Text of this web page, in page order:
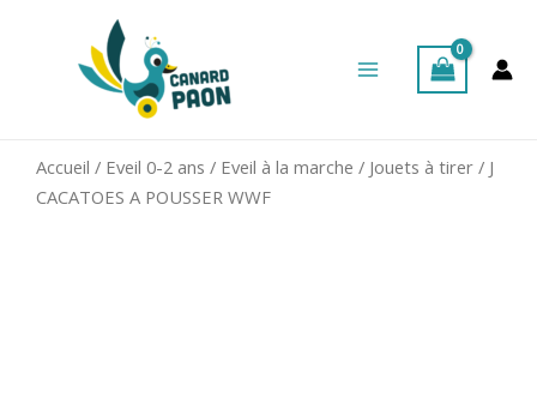
Menu
Accueil / Eveil 0-2 ans / Eveil à la marche / Jouets à tirer / J
CACATOES A POUSSER WWF